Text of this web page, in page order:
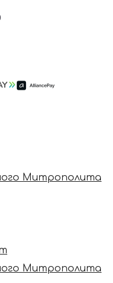
Митрополита
Митрополита